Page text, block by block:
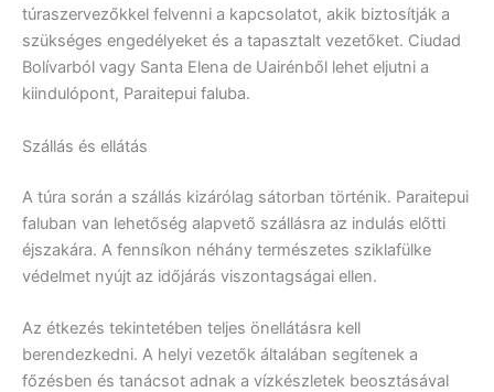
túraszervezőkkel felvenni a kapcsolatot, akik biztosítják a
szükséges engedélyeket és a tapasztalt vezetőket. Ciudad
Bolívarból vagy Santa Elena de Uairénből lehet eljutni a
kiindulópont, Paraitepui faluba.
Szállás és ellátás
A túra során a szállás kizárólag sátorban történik. Paraitepui
faluban van lehetőség alapvető szállásra az indulás előtti
éjszakára. A fennsíkon néhány természetes sziklafülke
védelmet nyújt az időjárás viszontagságai ellen.
Az étkezés tekintetében teljes önellátásra kell
berendezkedni. A helyi vezetők általában segítenek a
főzésben és tanácsot adnak a vízkészletek beosztásával